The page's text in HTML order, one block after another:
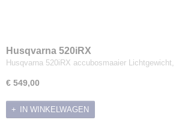
Husqvarna 520iRX
Husqvarna 520iRX accubosmaaier
€ 549,00
IN WINKELWAGEN